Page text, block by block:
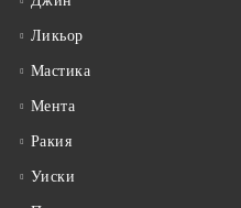
Ликьор
Мастика
Мента
Ракия
Уиски